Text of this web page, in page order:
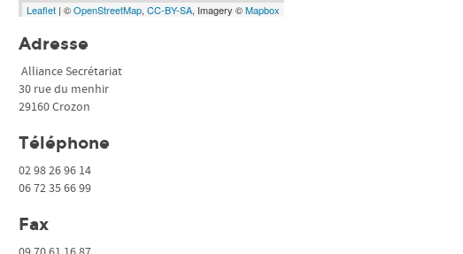
Leaflet| ©OpenStreetMap, CC-BY-SA, Imagery ©Mapbox
Adresse
Alliance Secrétariat
30 rue du menhir
29160 Crozon
Téléphone
02 98 26 96 14
06 72 35 66 99
Fax